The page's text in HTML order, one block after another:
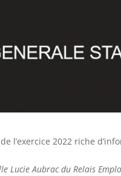
l’exercice 2022 riche
Lucie Aubrac du Relais